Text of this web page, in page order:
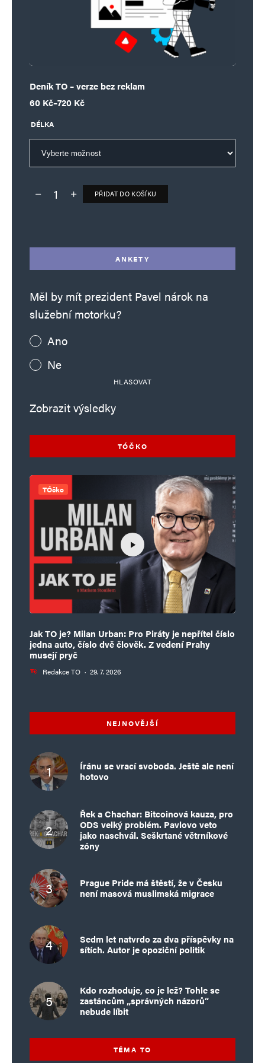
Deník TO – verze bez reklam
60 Kč–720 Kč
Rozpětí cen: 60 Kč až 720 Kč
DÉLKA
Deník TO – verze bez reklam množství
PŘIDAT DO KOŠÍKU
ANKETY
Měl by mít prezident Pavel nárok na
služební motorku?
Ano
Ne
HLASOVAT
Zobrazit výsledky
TÓČKO
TÓčko
Jak TO je? Milan Urban: Pro Piráty je nepřítel číslo
jedna auto, číslo dvě člověk. Z vedení Prahy
musejí pryč
Redakce TO · 29. 7. 2026
NEJNOVĚJŠÍ
Íránu se vrací svoboda. Ještě ale není
hotovo
Řek a Chachar: Bitcoinová kauza, pro
ODS velký problém. Pavlovo veto
jako naschvál. Seškrtané větrníkové
zóny
Prague Pride má štěstí, že v Česku
není masová muslimská migrace
Sedm let natvrdo za dva příspěvky na
sítích. Autor je opoziční politik
Kdo rozhoduje, co je lež? Tohle se
zastáncům „správných názorů“
nebude líbit
TÉMA TO